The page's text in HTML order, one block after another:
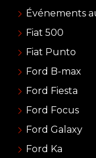
Événements
Fiat 500
Fiat Punto
Ford B-max
Ford Fiesta
Ford Focus
Ford Galaxy
Ford Ka